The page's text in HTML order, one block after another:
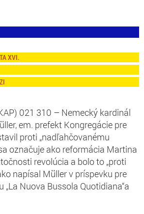
XVI.
021 310 – Nemecký kardinál
em. prefekt Kongregácie pre
proti „nadľahčovanému
označuje ako reformácia Martina
revolúcia a bolo to „proti
napísal Müller v príspevku pre
Nuova Bussola Quotidiana“a